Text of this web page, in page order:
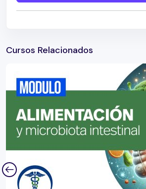
Plataformas genéticas – Dra.
Dra. Margarita Alfie
Cursos Relacionados